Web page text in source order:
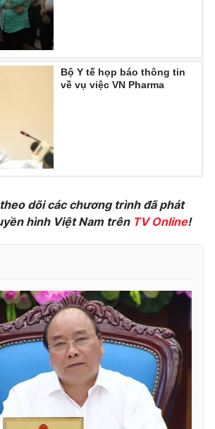
Podcast
Shorts video
VTV Thể thao
Tấm lòng Việt
Vươn mình bằng AI
VTV8
English
Bộ Y tế họp báo thông tin
về vụ việc VN Pharma
dõi các chương trình đã phát
hình Việt Nam trên TV Online!